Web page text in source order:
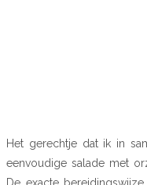
Het gerechtje dat ik in
eenvoudige salade met